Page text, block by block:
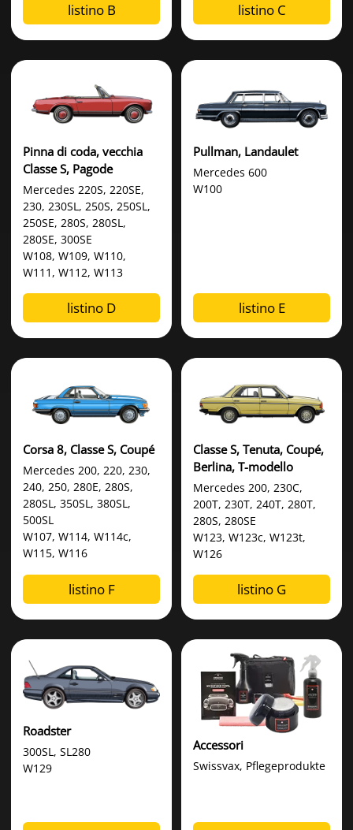
listino B listino C
Pinna di coda, vecchia
Classe S, Pagode
Mercedes 220S, 220SE,
230, 230SL, 250S, 250SL,
250SE, 280S, 280SL,
280SE, 300SE
W108, W109, W110,
W111, W112, W113
listino D
Pullman, Landaulet
Mercedes 600
W100
listino E
Corsa 8, Classe S, Coupé
Mercedes 200, 220, 230,
240, 250, 280E, 280S,
280SL, 350SL, 380SL,
500SL
W107, W114, W114c,
W115, W116
listino F
Classe S, Tenuta, Coupé,
Berlina, T-modello
Mercedes 200, 230C,
200T, 230T, 240T, 280T,
280S, 280SE
W123, W123c, W123t,
W126
listino G
Roadster
300SL, SL280
W129
Accessori
Swissvax, Pflegeprodukte